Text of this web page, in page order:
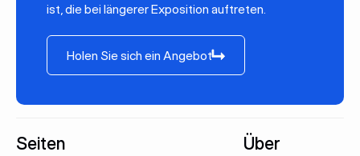
ist, die bei längerer Exposition auftreten.
Holen Sie sich ein Angebot
Holen Sie sich ein Angebot
Seiten Über